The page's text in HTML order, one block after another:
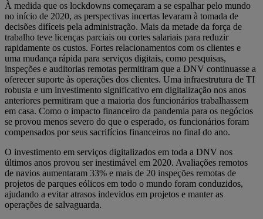
À medida que os lockdowns começaram a se espalhar pelo mundo
no início de 2020, as perspectivas incertas levaram à tomada de
decisões difíceis pela administração. Mais da metade da força de
trabalho teve licenças parciais ou cortes salariais para reduzir
rapidamente os custos. Fortes relacionamentos com os clientes e
uma mudança rápida para serviços digitais, como pesquisas,
inspeções e auditorias remotas permitiram que a DNV continuasse a
oferecer suporte às operações dos clientes. Uma infraestrutura de TI
robusta e um investimento significativo em digitalização nos anos
anteriores permitiram que a maioria dos funcionários trabalhassem
em casa. Como o impacto financeiro da pandemia para os negócios
se provou menos severo do que o esperado, os funcionários foram
compensados ​​por seus sacrifícios financeiros no final do ano.
O investimento em serviços digitalizados em toda a DNV nos
últimos anos provou ser inestimável em 2020. Avaliações remotos
de navios aumentaram 33% e mais de 20 inspeções remotas de
projetos de parques eólicos em todo o mundo foram conduzidos,
ajudando a evitar atrasos indevidos em projetos e manter as
operações de salvaguarda.